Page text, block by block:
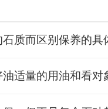
质而区别保养的具
适量的用油和看对